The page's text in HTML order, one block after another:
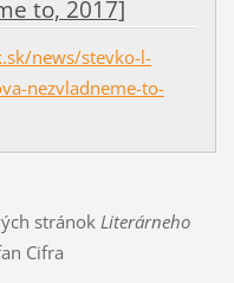
to, 2017]
news/stevko-l-
nezvladneme-to-
stránok Literárneho
Cifra